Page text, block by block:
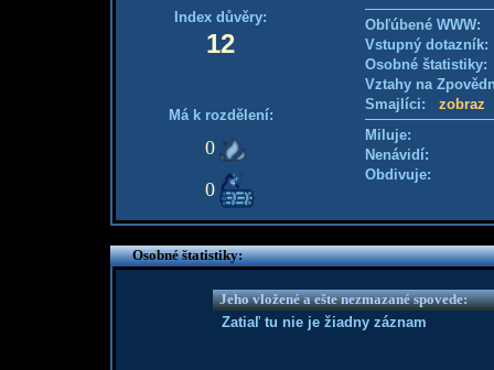
Index důvěry:
12
Má k rozdělení:
0
0
Obľúbené WWW:
Vstupný
Osobné
Vztahy na
Smajlíci: zobraz
Miluje:
Nenávidí:
Obdivuje:
Osobné štatistiky:
Jeho vložené a ešte nezmazané spovede:
Zatiaľ tu nie je žiadny záznam